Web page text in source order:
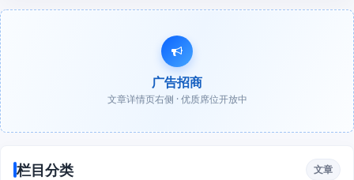
广告招商
文章详情页右侧 · 优质席位开放中
栏目分类 文章